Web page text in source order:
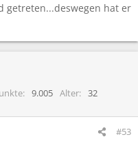
getreten...deswegen hat er
9.005 Alter
32
#53